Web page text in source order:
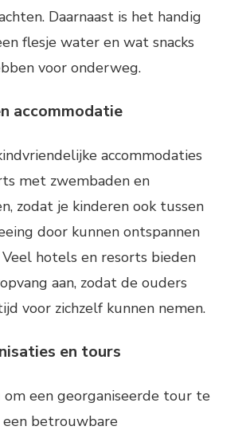
Daarnaast is het handig
flesje water en wat snacks
voor onderweg.
accommodatie
accommodaties
met zwembaden en
zodat je kinderen ook tussen
door kunnen ontspannen
hotels en resorts bieden
aan, zodat de ouders
voor zichzelf kunnen nemen.
en tours
om een georganiseerde tour te
een betrouwbare